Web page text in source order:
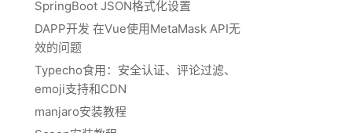
SpringBoot JSON格式化设置
DAPP开发 在Vue使用MetaMask API无
效的问题
Typecho食用：安全认证、评论过滤、
emoji支持和CDN
manjaro安装教程